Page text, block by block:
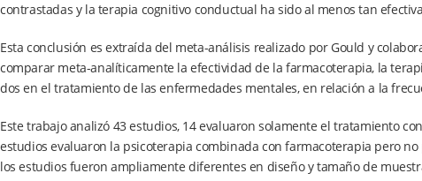
contrastadas y la terapia cognitivo conductual ha sido al menos tan
Esta conclusión es extraída del meta-análisis realizado por Gould y
comparar meta-analíticamente la efectividad de la farmacoterapia, la
dos en el tratamiento de las enfermedades mentales, en relación a la
Este trabajo analizó 43 estudios, 14 evaluaron solamente el tratamiento
estudios evaluaron la psicoterapia combinada con farmacoterapia pero
los estudios fueron ampliamente diferentes en diseño y tamaño de